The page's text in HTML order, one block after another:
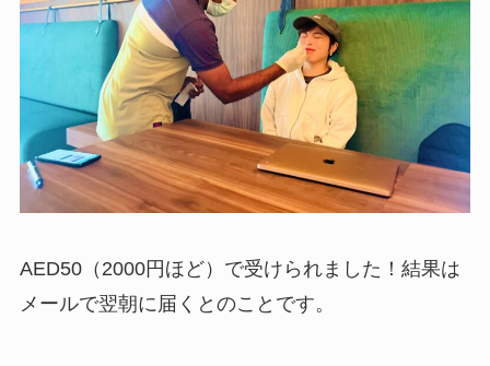
AED50（2000円ほど）で受けられました！結果は
メールで翌朝に届くとのことです。